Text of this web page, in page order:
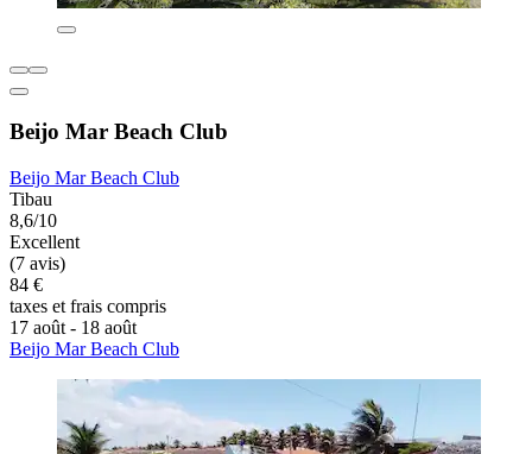
Beijo Mar Beach Club
Beijo Mar Beach Club
Tibau
8,6/10
Excellent
(7 avis)
84 €
taxes et frais compris
17 août - 18 août
Beijo Mar Beach Club